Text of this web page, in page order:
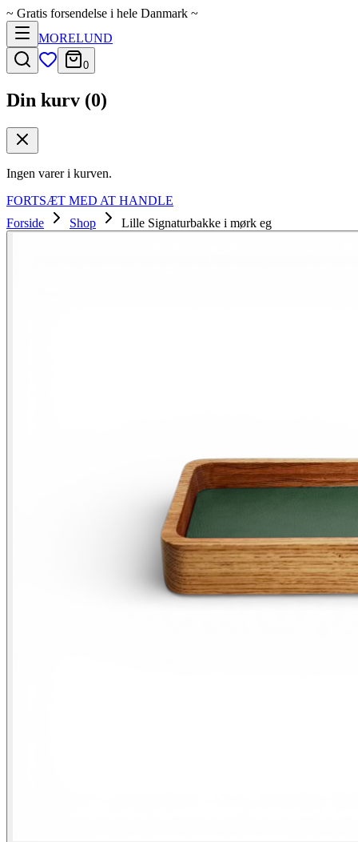
~ Gratis forsendelse i hele Danmark ~
MORELUND
0
Din kurv (0)
Ingen varer i kurven.
FORTSÆT MED AT HANDLE
Forside
Shop Lille Signaturbakke i mørk eg